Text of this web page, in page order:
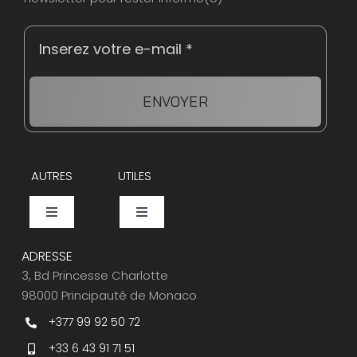
ENVOYER
AUTRES
Toggle
Events
Caviar Bar
UTILES
Toggle
Espace Presse
Service Clients
ADRESSE
3, Bd Princesse Charlotte
98000 Principauté de Monaco
+377 99 92 50 72
+33 6 43 91 71 51